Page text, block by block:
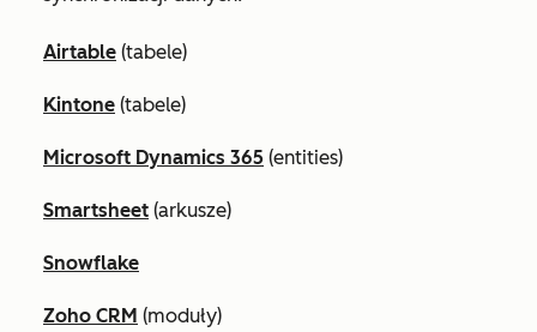
Airtable (tabele)
Kintone (tabele)
Microsoft Dynamics 365 (entities)
Smartsheet (arkusze)
Snowflake
Zoho CRM (moduły)